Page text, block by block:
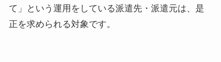
て」という運用をしている派遣先・派遣元は、是
正を求められる対象です。